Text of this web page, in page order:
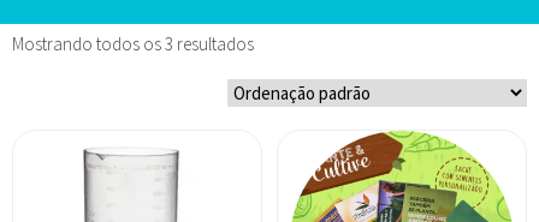
Mostrando todos os 3 resultados